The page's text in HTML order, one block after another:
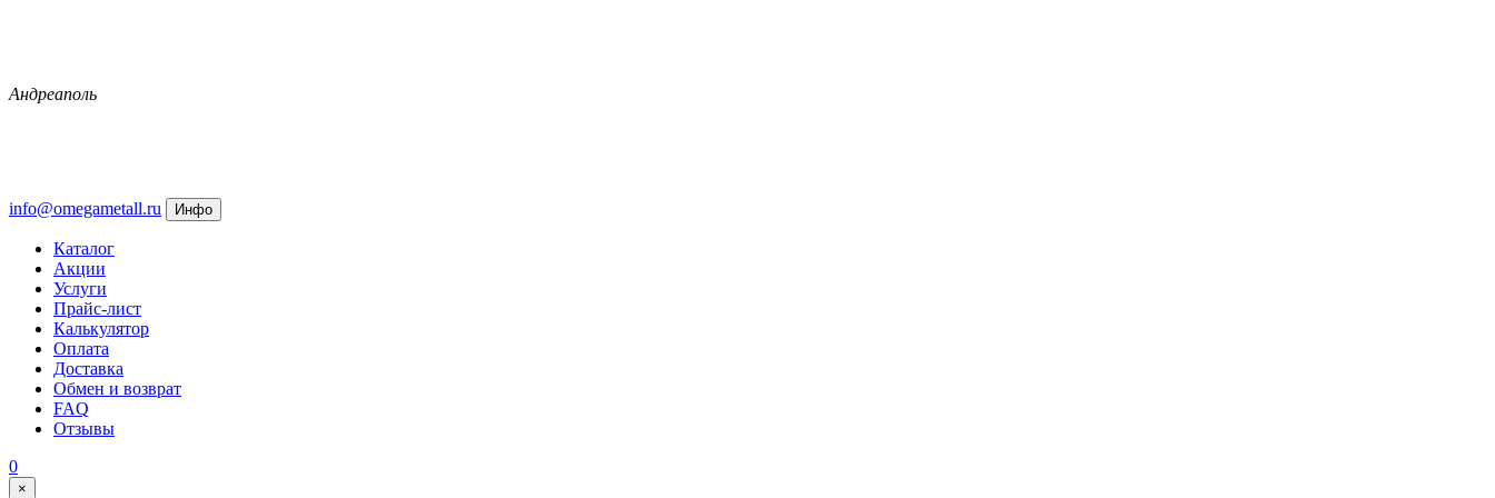
Андреаполь
info@omegametall.ru Инфо
Каталог
Акции
Услуги
Прайс-лист
Калькулятор
Оплата
Доставка
Обмен и возврат
FAQ
Отзывы
0
×